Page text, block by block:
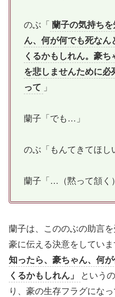
のぶ「 蘭子の気持ち
ん、何が何でも死なん
くるかもしれん。豪
を悲しませんために必
って 」
蘭子「でも…」
のぶ「もんてきてほし
蘭子「…（黙って頷く
蘭子は、こののぶの助言
豪に伝える決意をしていま
知ったら、豪ちゃん、何
くるかもしれん」
という
り、豪の生存フラグにな